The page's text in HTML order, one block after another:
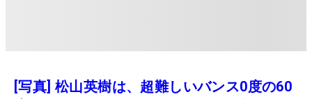
[写真] 松山英樹は、超難しいバンス0度の60